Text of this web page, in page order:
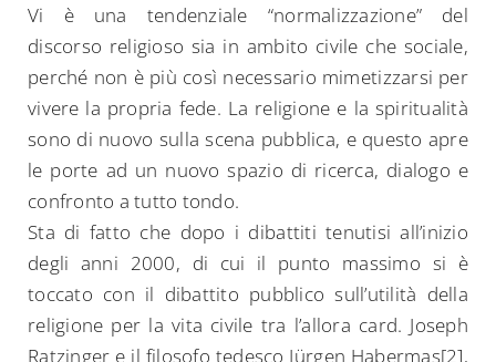
Vi è una tendenziale “normalizzazione” del
discorso religioso sia in ambito civile che sociale,
perché non è più così necessario mimetizzarsi per
vivere la propria fede. La religione e la spiritualità
sono di nuovo sulla scena pubblica, e questo apre
le porte ad un nuovo spazio di ricerca, dialogo e
confronto a tutto tondo.
Sta di fatto che dopo i dibattiti tenutisi all’inizio
degli anni 2000, di cui il punto massimo si è
toccato con il dibattito pubblico sull’utilità della
religione per la vita civile tra l’allora card. Joseph
Ratzinger e il filosofo tedesco Jürgen Habermas[2],